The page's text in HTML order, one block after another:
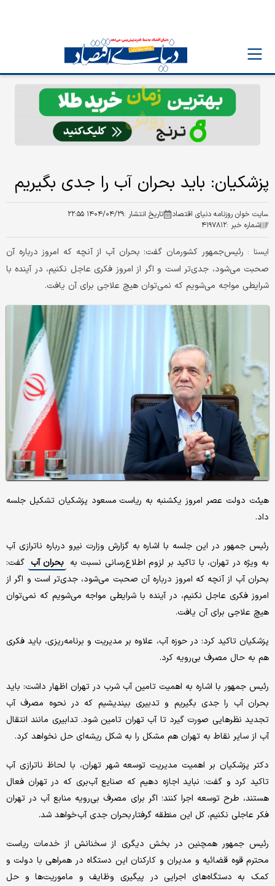
پزشکیان: باید بحران آب را جدی بگیریم
سایت خوان روزنامه دنیای اقتصاد تاریخ انتشار :۱۴۰۴/۰۴/۲۹ ۲۲:۵۵
شماره خبر :۴۱۹۷۸۱۲
ايسنا : رئیس‌جمهور کشورمان گفت: بحران آب از آنچه که امروز درباره آن
صحبت می‌شود، جدی‌تر است و اگر از امروز فکری عاجل نکنیم، در آینده با
شرایطی مواجه می‌شویم که نمی‌توان هیچ علاجی برای آن یافت.
هیئت دولت عصر امروز یکشنبه به ریاست مسعود پزشکیان تشکیل جلسه
داد.
رئیس جمهور در این جلسه با اشاره به گزارش وزارت نیرو درباره ناترازی آب
به ویژه در تهران، با تاکید بر لزوم اطلاع‌رسانی نسبت به بحران آب گفت:
بحران آب از آنچه که امروز درباره آن صحبت می‌شود، جدی‌تر است و اگر از
امروز فکری عاجل نکنیم، در آینده با شرایطی مواجه می‌شویم که نمی‌توان
هیچ علاجی برای آن یافت.
پزشکیان تاکید کرد: در حوزه آب، علاوه بر مدیریت و برنامه‌ریزی، باید فکری
هم به حال مصرف بی‌رویه کرد.
رئیس جمهور با اشاره به اهمیت تامین آب شرب در تهران اظهار داشت: باید
بحران آب را جدی بگیریم و تدبیری بیندیشیم که در نحوه مصرف آب
تجدید نظرهایی صورت گیرد تا آب تهران تامین شود. تدابیری مانند انتقال
آب از سایر نقاط به تهران هم مشکل را به شکل ریشه‌ای حل نخواهد کرد.
دکتر پزشکیان بر اهمیت مدیریت توسعه شهر تهران، با لحاظ ناترازی آب
تاکید کرد و گفت: نباید اجازه دهیم که صنایع آب‌بری که در تهران فعال
هستند، طرح توسعه اجرا کنند؛ اگر برای مصرف بی‌رویه منابع آب در تهران
فکر عاجلی نکنیم، کل این منطقه گرفتار بحران جدی آب خواهد شد.
رئیس جمهور همچنین در بخش دیگری از سخنانش از خدمات ریاست
محترم قوه قضائیه و مدیران و کارکنان این دستگاه در همراهی با دولت و
کمک به دستگاه‌های اجرایی در پیگیری وظایف و ماموریت‌ها و حل